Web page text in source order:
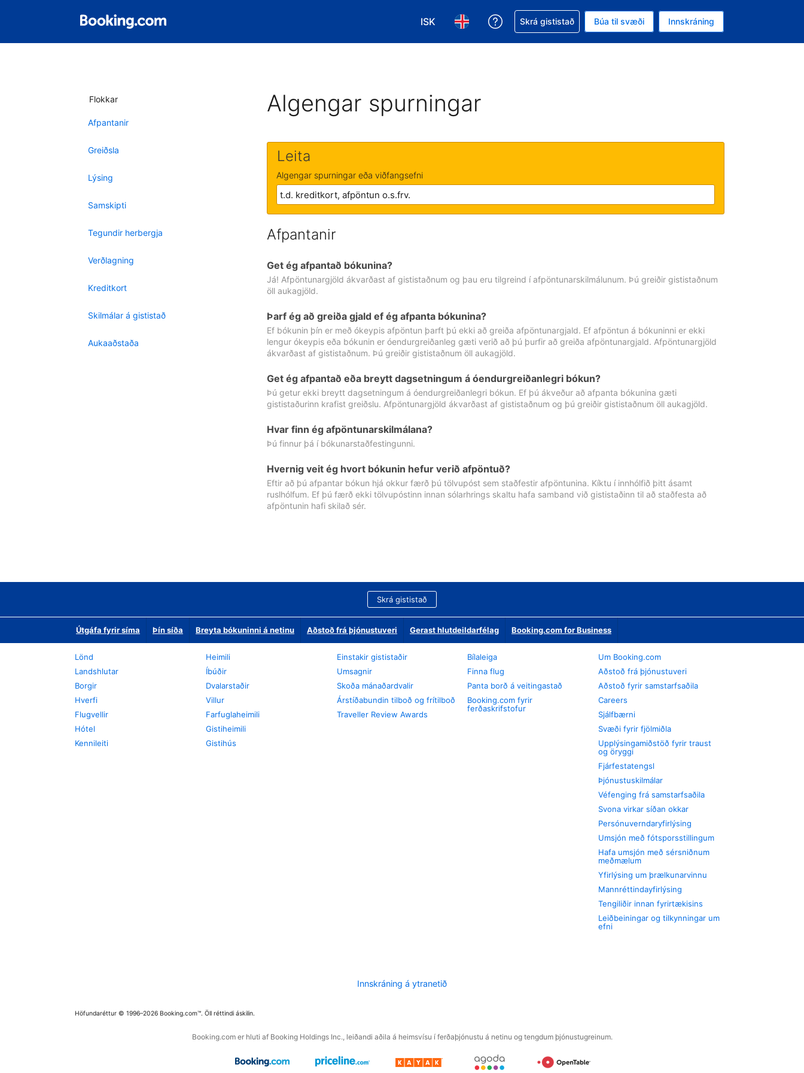
ISK
Veldu gjaldmiðil. Í augnablikinu er gjaldmiðillinn Íslensk króna
Veldu þitt tungumál. Í augnablikinu er tungumál þitt Íslensku
Fá aðstoð við bókunina
Skrá gististað Búa til svæði Innskráning
Flokkar
Afpantanir
Greiðsla
Lýsing
Samskipti
Tegundir herbergja
Verðlagning
Kreditkort
Skilmálar á gististað
Aukaaðstaða
Algengar spurningar
Leita
Algengar spurningar eða viðfangsefni
Afpantanir
Get ég afpantað bókunina?
Já! Afpöntunargjöld ákvarðast af gististaðnum og þau eru tilgreind í afpöntunarskilmálunum. Þú greiðir gististaðnum
öll aukagjöld.
Þarf ég að greiða gjald ef ég afpanta bókunina?
Ef bókunin þín er með ókeypis afpöntun þarft þú ekki að greiða afpöntunargjald. Ef afpöntun á bókuninni er ekki
lengur ókeypis eða bókunin er óendurgreiðanleg gæti verið að þú þurfir að greiða afpöntunargjald. Afpöntunargjöld
ákvarðast af gististaðnum. Þú greiðir gististaðnum öll aukagjöld.
Get ég afpantað eða breytt dagsetningum á óendurgreiðanlegri bókun?
Þú getur ekki breytt dagsetningum á óendurgreiðanlegri bókun. Ef þú ákveður að afpanta bókunina gæti
gististaðurinn krafist greiðslu. Afpöntunargjöld ákvarðast af gististaðnum og þú greiðir gististaðnum öll aukagjöld.
Hvar finn ég afpöntunarskilmálana?
Þú finnur þá í bókunarstaðfestingunni.
Hvernig veit ég hvort bókunin hefur verið afpöntuð?
Eftir að þú afpantar bókun hjá okkur færð þú tölvupóst sem staðfestir afpöntunina. Kíktu í innhólfið þitt ásamt
ruslhólfum. Ef þú færð ekki tölvupóstinn innan sólarhrings skaltu hafa samband við gististaðinn til að staðfesta að
afpöntunin hafi skilað sér.
Skrá gististað
Útgáfa fyrir síma Þín síða Breyta bókuninni á netinu Aðstoð frá þjónustuveri Gerast hlutdeildarfélag Booking.com for Business
Lönd
Landshlutar
Borgir
Hverfi
Flugvellir
Hótel
Kennileiti
Heimili
Íbúðir
Dvalarstaðir
Villur
Farfuglaheimili
Gistiheimili
Gistihús
Einstakir gististaðir
Umsagnir
Skoða mánaðardvalir
Árstíðabundin tilboð og frítilboð
Traveller Review Awards
Bílaleiga
Finna flug
Panta borð á veitingastað
Booking.com fyrir
ferðaskrifstofur
Um Booking.com
Aðstoð frá þjónustuveri
Aðstoð fyrir samstarfsaðila
Careers
Sjálfbærni
Svæði fyrir fjölmiðla
Upplýsingamiðstöð fyrir traust
og öryggi
Fjárfestatengsl
Þjónustuskilmálar
Véfenging frá samstarfsaðila
Svona virkar síðan okkar
Persónuverndaryfirlýsing
Umsjón með fótsporsstillingum
Hafa umsjón með sérsniðnum
meðmælum
Yfirlýsing um þrælkunarvinnu
Mannréttindayfirlýsing
Tengiliðir innan fyrirtækisins
Leiðbeiningar og tilkynningar um
efni
Innskráning á ytranetið
Höfundaréttur © 1996–2026 Booking.com™. Öll réttindi áskilin.
Booking.com er hluti af Booking Holdings Inc., leiðandi aðila á heimsvísu í ferðaþjónustu á netinu og tengdum þjónustugreinum.